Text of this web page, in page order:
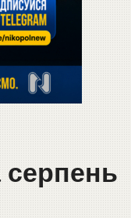
серпень